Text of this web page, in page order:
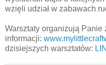
wzięli udział w zabawach
Warsztaty organizują Panie
informacji:
dzisiejszych warsztatów: